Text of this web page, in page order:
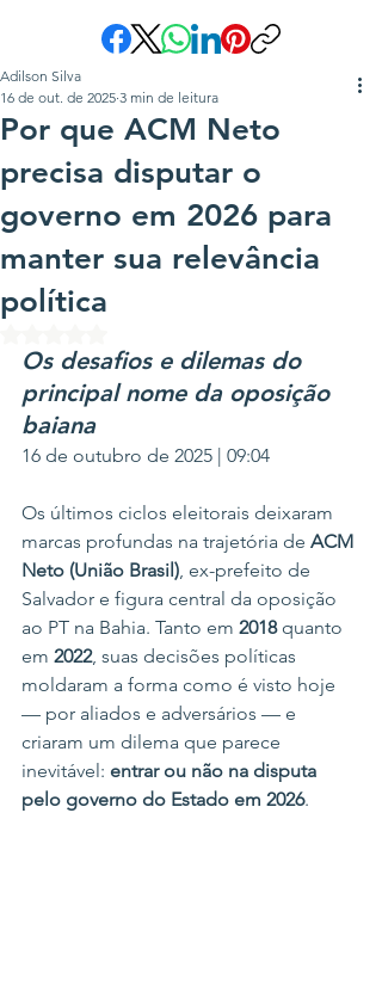
Por que ACM Neto
precisa disputar o
governo em 2026 para
manter sua relevância
política
Adilson Silva
16 de out. de 2025 3 min de leitura
Os desafios e dilemas do
principal nome da oposição
baiana
16 de outubro de 2025 | 09:04
Os últimos ciclos eleitorais deixaram
marcas profundas na trajetória de ACM
Neto (União Brasil), ex-prefeito de
Salvador e figura central da oposição
ao PT na Bahia. Tanto em 2018 quanto
em 2022, suas decisões políticas
moldaram a forma como é visto hoje
— por aliados e adversários — e
criaram um dilema que parece
inevitável: entrar ou não na disputa
pelo governo do Estado em 2026.